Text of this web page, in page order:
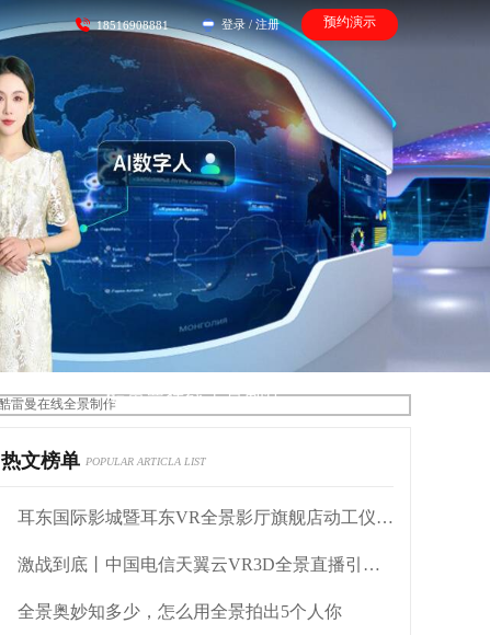
18516908881 登录 / 注册 预约演示
酷雷曼在线全景制作
热文榜单 POPULAR ARTICLA LIST
耳东国际影城暨耳东VR全景影厅旗舰店动工仪式盛大举行
激战到底丨中国电信天翼云VR3D全景直播引燃拳击热火
全景奥妙知多少，怎么用全景拍出5个人你